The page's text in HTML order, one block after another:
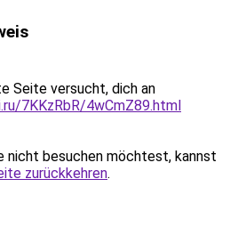
Seite versucht, dich an
7KKzRbR/4wCmZ89.html
nicht besuchen möchtest, kannst
zurückkehren.